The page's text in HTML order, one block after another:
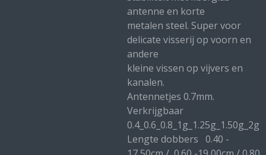
antenne en korte
metalen steel. Super voor
delicate visserij op voorn en
andere
kleine vissen op vijvers en
kanalen.
Antennetjes 0.7mm.
Verkrijgbaar
0.4_0.6_0.8_1g_1.25g_1.50g_2g
Lengte dobbers 0.40 -